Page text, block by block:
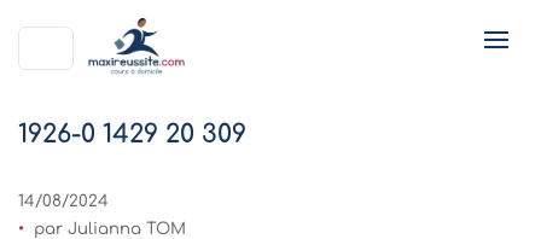
1926-0 1429 20 309
14/08/2024
par Julianna TOM